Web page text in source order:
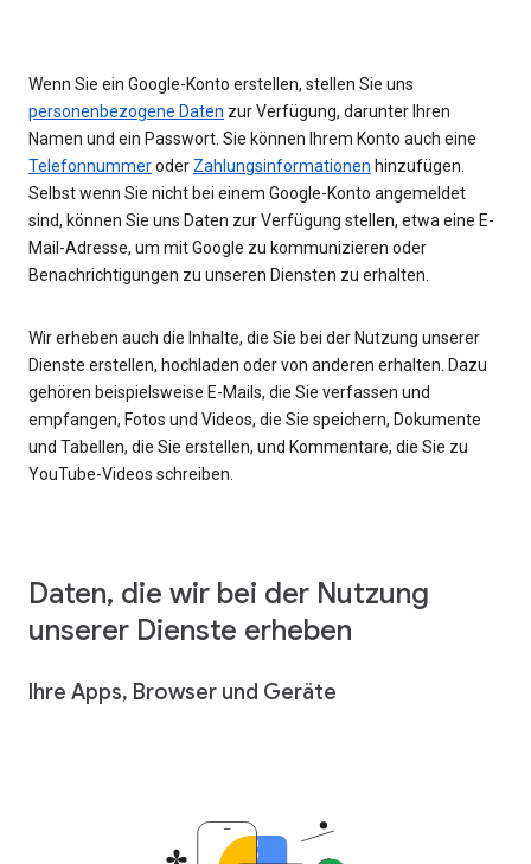
Wenn Sie ein Google-Konto erstellen, stellen Sie uns
personenbezogene Daten zur Verfügung, darunter Ihren
Namen und ein Passwort. Sie können Ihrem Konto auch eine
Telefonnummeroder Zahlungsinformationen hinzufügen.
Selbst wenn Sie nicht bei einem Google-Konto angemeldet
sind, können Sie uns Daten zur Verfügung stellen, etwa eine E-
Mail-Adresse, um mit Google zu kommunizieren oder
Benachrichtigungen zu unseren Diensten zu erhalten.
Wir erheben auch die Inhalte, die Sie bei der Nutzung unserer
Dienste erstellen, hochladen oder von anderen erhalten. Dazu
gehören beispielsweise E-Mails, die Sie verfassen und
empfangen, Fotos und Videos, die Sie speichern, Dokumente
und Tabellen, die Sie erstellen, und Kommentare, die Sie zu
YouTube-Videos schreiben.
Daten, die wir bei der Nutzung
unserer Dienste erheben
Ihre Apps, Browser und Geräte